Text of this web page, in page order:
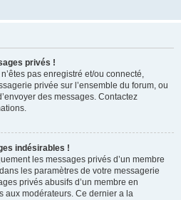
privés !
pas enregistré et/ou connecté,
privée sur l’ensemble du forum, ou
des messages. Contactez
indésirables !
les messages privés d’un membre
les paramètres de votre messagerie
privés abusifs d’un membre en
aux modérateurs. Ce dernier a la